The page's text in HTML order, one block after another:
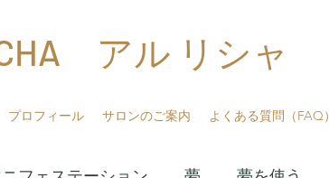
アル リシャ
プロフィール サロンのご案内 よくある質問（FAQ）